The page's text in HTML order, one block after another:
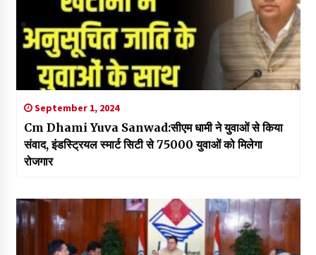
September 1, 2024
Cm Dhami Yuva Sanwad:सीएम धामी ने युवाओं से किया
संवाद, इंडस्ट्रियल स्मार्ट सिटी से 75000 युवाओं को मिलेगा
रोजगार